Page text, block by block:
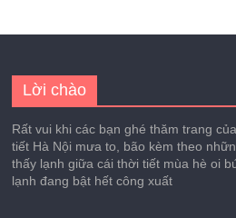
Lời chào
Rất vui khi các bạn ghé thăm trang
tiết Hà Nội mưa to, bão kèm theo
thấy lạnh giữa cái thời tiết mùa hè oi
lạnh đang bật hết công xuất